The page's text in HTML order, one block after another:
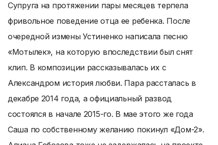
Супруга на протяжении пары месяцев терпела
фривольное поведение отца ее ребенка. После
очередной измены Устиненко написала песню
«Мотылек», на которую впоследствии был снят
клип. В композиции рассказывалась их с
Александром история любви. Пара рассталась в
декабре 2014 года, а официальный развод
состоялся в начале 2015-го. В мае этого же года
Саша по собственному желанию покинул «Дом-2».